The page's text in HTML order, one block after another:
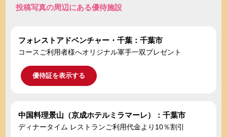
投稿写真の周辺にある優待施設
フォレストアドベンチャー・千葉：千葉市
コースご利用者様へオリジナル軍手一双プレゼント
優待証を表示する
中国料理景山（京成ホテルミラマーレ）：千葉市
ディナータイム レストランご利用代金より10％割引